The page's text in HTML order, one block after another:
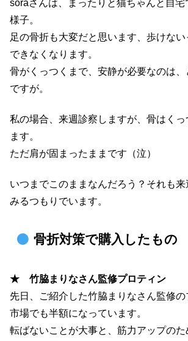
soraさんは、まったりと猫ちゃんと自宅
様子。
足の骨折も大変だと思います、歩けな
できなくなります。
骨がくっつくまで、安静が必要なのは、
ですが。
私の場合、来週診察しますが、骨はく
ます。
ただ肩が固まったままです（泣）
いつまでこのままなんだろう？それも
みるつもりでいます。
骨折対策で購入したもの
★ 竹脇まりなさん監修プロティン
先日、ご紹介した竹脇まりなさん監修
市場でも半額になっています。
転ばないことが大事と、筋力アップの